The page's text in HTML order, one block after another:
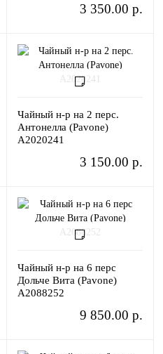
3 350.00 р.
Чайный н-р на 2 перс.
Антонелла (Pavone)
A2020241
3 150.00 р.
Чайный н-р на 6 перс
Дольче Вита (Pavone)
A2088252
9 850.00 р.